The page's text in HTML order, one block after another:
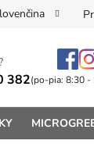
382(po-pia: 8:30 -